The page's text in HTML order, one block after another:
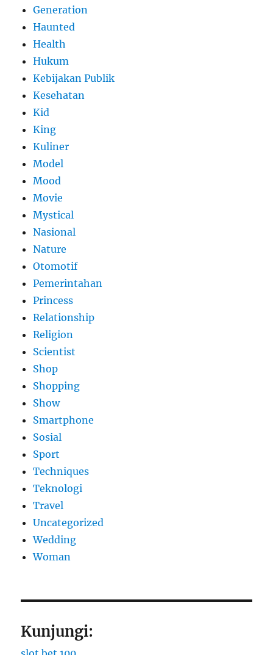
Generation
Haunted
Health
Hukum
Kebijakan Publik
Kesehatan
Kid
King
Kuliner
Model
Mood
Movie
Mystical
Nasional
Nature
Otomotif
Pemerintahan
Princess
Relationship
Religion
Scientist
Shop
Shopping
Show
Smartphone
Sosial
Sport
Techniques
Teknologi
Travel
Uncategorized
Wedding
Woman
Kunjungi: